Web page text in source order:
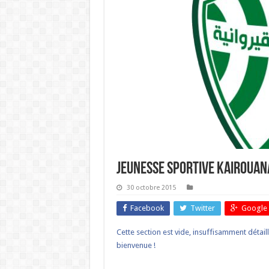
Jeunesse Sportive
30 octobre 2015
Facebook Twitter Google
Cette section est vide, insuffisamment
bienvenue !